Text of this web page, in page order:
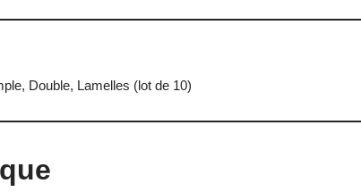
Double, Lamelles (lot de 10)